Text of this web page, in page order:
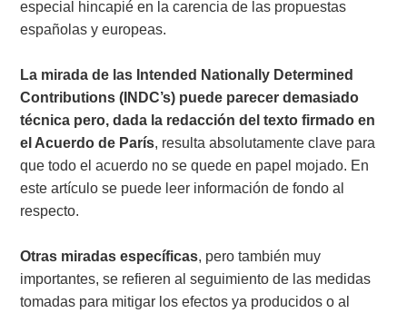
especial hincapié en la carencia de las propuestas
españolas y europeas.
La mirada de las Intended Nationally Determined
Contributions (INDC’s) puede parecer demasiado
técnica pero, dada la redacción del texto firmado en
el Acuerdo de París, resulta absolutamente clave para
que todo el acuerdo no se quede en papel mojado. En
este artículo se puede leer información de fondo al
respecto.
Otras miradas específicas, pero también muy
importantes, se refieren al seguimiento de las medidas
tomadas para mitigar los efectos ya producidos o al